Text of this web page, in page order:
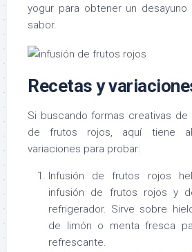
yogur para obtener un
sabor.
Recetas y
Si buscando formas creativas de
de frutos rojos, aquí tiene
variaciones para probar:
Infusión de frutos rojos
infusión de frutos rojos y
refrigerador. Sirve sobre
de limón o menta fresca
refrescante.